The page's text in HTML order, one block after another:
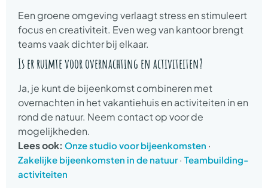
Een groene omgeving verlaagt stress en stimuleert
focus en creativiteit. Even weg van kantoor brengt
teams vaak dichter bij elkaar.
Is er ruimte voor overnachting en activiteiten?
Ja, je kunt de bijeenkomst combineren met
overnachten in het vakantiehuis en activiteiten in en
rond de natuur. Neem contact op voor de
mogelijkheden.
Lees ook: Onze studio voor bijeenkomsten ·
Zakelijke bijeenkomsten in de natuur· Teambuilding-
activiteiten